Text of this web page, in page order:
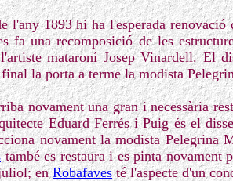
l'any 1893 hi ha l'esperada renovació
fa una recomposició de les
mataroní Josep Vinardell. El
la porta a terme la modista
novament una gran i necessària
Eduard Ferrés i Puig és el
novament la modista Pelegrina
també es restaura i es pinta novament
enRobafavesté l'aspecte d'un